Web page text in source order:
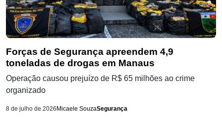
Forças de Segurança apreendem 4,9
toneladas de drogas em Manaus
Operação causou prejuízo de R$ 65 milhões ao crime
organizado
8 de julho de 2026 Micaele SouzaSegurança